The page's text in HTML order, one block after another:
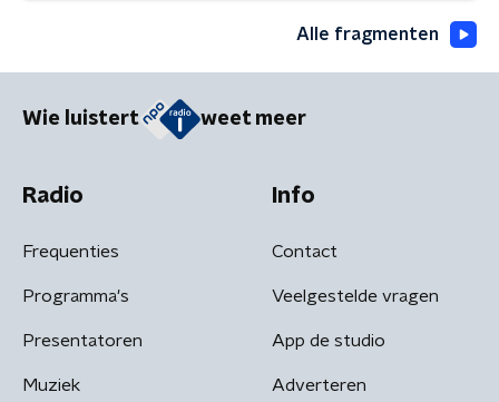
Alle fragmenten
Wie luistert weet meer
Radio
Frequenties
Programma's
Presentatoren
Muziek
Info
Contact
Veelgestelde vragen
App de studio
Adverteren